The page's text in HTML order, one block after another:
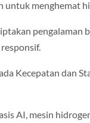
untuk menghemat
pengalaman
Kecepatan dan
AI, mesin